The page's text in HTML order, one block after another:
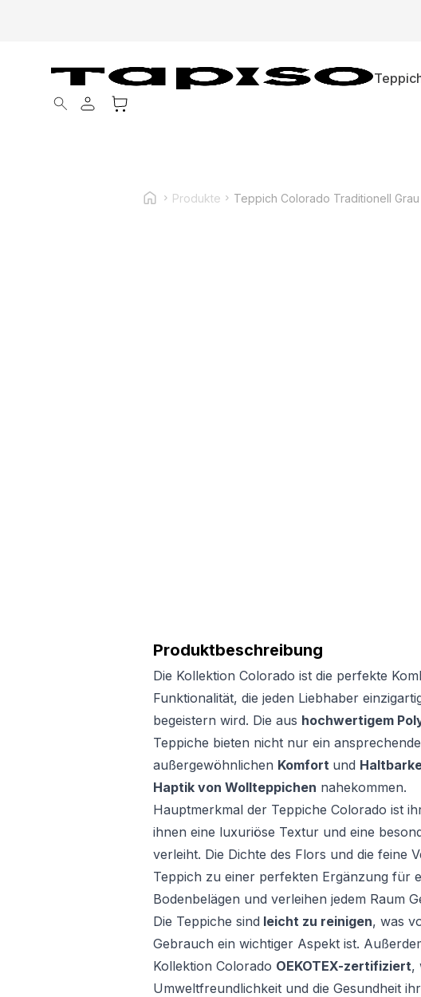
Products search
Produkte Teppich Colorado Traditionell
Produktbeschreibung
Die Kollektion Colorado ist die perfekte
Funktionalität, die jeden Liebhaber
begeistern wird. Die aus hochwertigem
Teppiche bieten nicht nur ein
außergewöhnlichen Komfort und
Haptik von Wollteppichen nahekommen.
Hauptmerkmal der Teppiche Colorado ist
ihnen eine luxuriöse Textur und eine
verleiht. Die Dichte des Flors und die feine
Teppich zu einer perfekten Ergänzung für
Bodenbelägen und verleihen jedem Raum
Die Teppiche sind leicht zu reinigen, was
Gebrauch ein wichtiger Aspekt ist.
Kollektion Colorado OEKOTEX-zertifiziert,
Umweltfreundlichkeit und die Gesundheit